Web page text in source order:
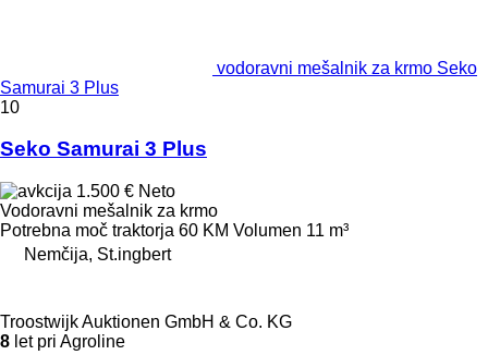
vodoravni mešalnik za krmo Seko
Samurai 3 Plus
10
Seko Samurai 3 Plus
1.500 € Neto
Vodoravni mešalnik za krmo
Potrebna moč traktorja 60 KM Volumen 11 m³
Nemčija, St.ingbert
Troostwijk Auktionen GmbH & Co. KG
8 let pri Agroline